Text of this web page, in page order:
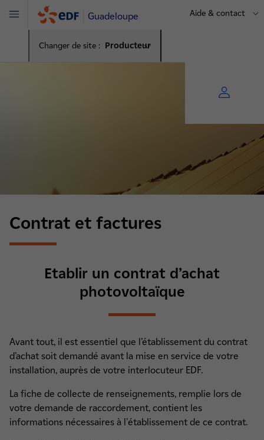
Guadeloupe
Changer de site : Producteur
Aide & contact
Menu
Contrat et factures
Etablir un contrat d’achat
photovoltaïque
Avant tout, il est essentiel que l’établissement du contrat
d’achat soit demandé avant la mise en service de votre
installation, auprès de votre interlocuteur EDF.
La fiche de collecte de renseignements, remplie lors de
votre demande de raccordement, contient les
informations nécessaires à l'établissement de ce contrat.